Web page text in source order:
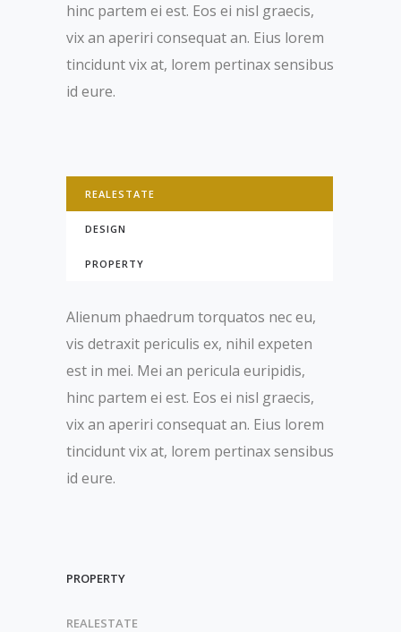
hinc partem ei est. Eos ei nisl graecis,
vix an aperiri consequat an. Eius lorem
tincidunt vix at, lorem pertinax sensibus
id eure.
REALESTATE
DESIGN
PROPERTY
Alienum phaedrum torquatos nec eu,
vis detraxit periculis ex, nihil expeten
est in mei. Mei an pericula euripidis,
hinc partem ei est. Eos ei nisl graecis,
vix an aperiri consequat an. Eius lorem
tincidunt vix at, lorem pertinax sensibus
id eure.
PROPERTY
REALESTATE